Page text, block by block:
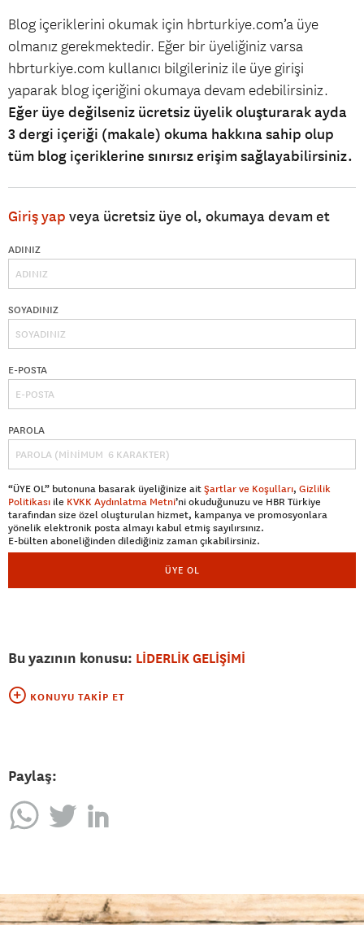
Blog içeriklerini okumak için hbrturkiye.com’a üye
olmanız gerekmektedir. Eğer bir üyeliğiniz varsa
hbrturkiye.com kullanıcı bilgileriniz ile üye girişi
yaparak blog içeriğini okumaya devam edebilirsiniz.
Eğer üye değilseniz ücretsiz üyelik oluşturarak ayda
3 dergi içeriği (makale) okuma hakkına sahip olup
tüm blog içeriklerine sınırsız erişim sağlayabilirsiniz.
Giriş yap veya ücretsiz üye ol, okumaya devam et
ADINIZ
SOYADINIZ
E-POSTA
PAROLA
“ÜYE OL” butonuna basarak üyeliğinize aitŞartlar ve Koşulları, Gizlilik
Politikası ile KVKK Aydınlatma Metni’ni okuduğunuzu ve HBR Türkiye
tarafından size özel oluşturulan hizmet, kampanya ve promosyonlara
yönelik elektronik posta almayı kabul etmiş sayılırsınız.
E-bülten aboneliğinden dilediğiniz zaman çıkabilirsiniz.
ÜYE OL
Bu yazının konusu: LİDERLİK GELİŞİMİ
KONUYU TAKIP ET
Paylaş: